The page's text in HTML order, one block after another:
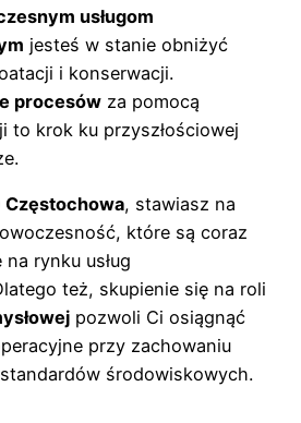
usługom
jesteś w stanie obniżyć
i konserwacji.
procesów za pomocą
to krok ku przyszłościowej
Częstochowa, stawiasz na
które są coraz
rynku usług
też, skupienie się na roli
pozwoli Ci osiągnąć
przy zachowaniu
środowiskowych.